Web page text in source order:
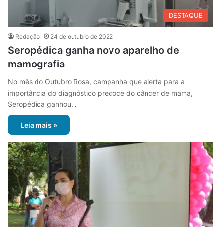
DESTAQUE
Redação 24 de outubro de 2022
Seropédica ganha novo aparelho de
mamografia
No mês do Outubro Rosa, campanha que alerta para a
importância do diagnóstico precoce do câncer de mama,
Seropédica ganhou…
Leia mais »